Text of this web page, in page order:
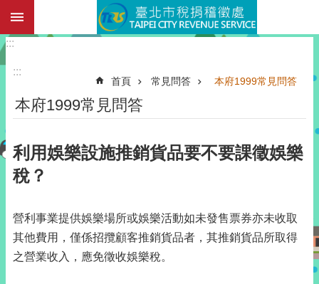
跳到主要內容區塊
:::
:::
首頁 常見問答 本府1999常見問答
本府1999常見問答
利用娛樂設施推銷貨品要不要課徵娛樂
稅？
營利事業提供娛樂場所或娛樂活動如未發售票券亦未收取
其他費用，僅係招攬顧客推銷貨品者，其推銷貨品所取得
之營業收入，應免徵收娛樂稅。